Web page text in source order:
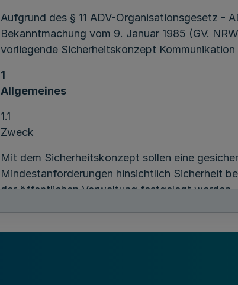
Aufgrund des § 11 ADV-Organisationsgesetz -
Bekanntmachung vom 9. Januar 1985 (GV.
vorliegende Sicherheitskonzept Kommunikation
1
Allgemeines
1.1
Zweck
Mit dem Sicherheitskonzept sollen eine
Mindestanforderungen hinsichtlich Sicherheit
der öffentlichen Verwaltung festgelegt werden.
1.2
Anwendungsbereich
- ihren Mitarbeiterinnen und Mitarbeitern eine